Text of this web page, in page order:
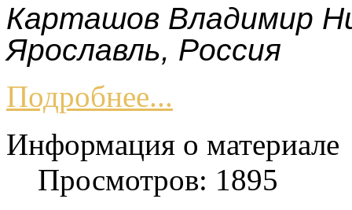
Карташов Владимир
Ярославль, Россия
Подробнее...
Информация о материале
Просмотров: 1895